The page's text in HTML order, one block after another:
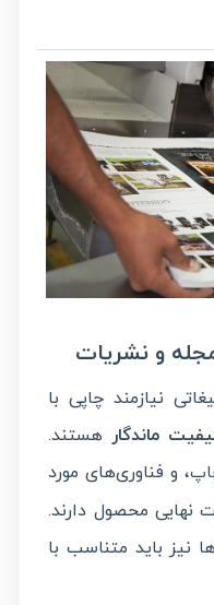
و نشریات
نیازمند چاپی با
ماندگار هستند.
، و فناوری‌های مورد
نهایی محصول دارند.
نیز باید متناسب با